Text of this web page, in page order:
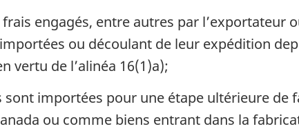
engagés, entre autres par l’exportateur
ou découlant de leur expédition
vertu de l’alinéa 16(1)a);
sont importées pour une étape ultérieure
ou comme biens entrant dans la